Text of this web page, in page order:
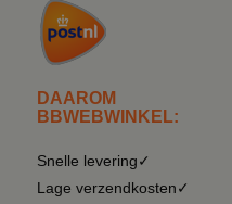
DAAROM
BBWEBWINKEL:
Snelle levering✓
Lage verzendkosten✓